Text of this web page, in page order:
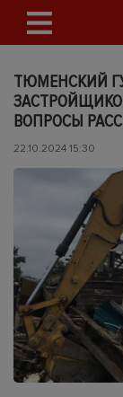
ТЮМЕНСКИЙ
ВОПРОСЫ
22.10.2024 15:30